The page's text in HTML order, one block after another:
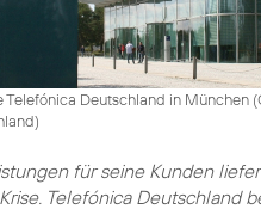
Telefónica Deutschland in München (
)
für seine Kunden
Telefónica Deutschland